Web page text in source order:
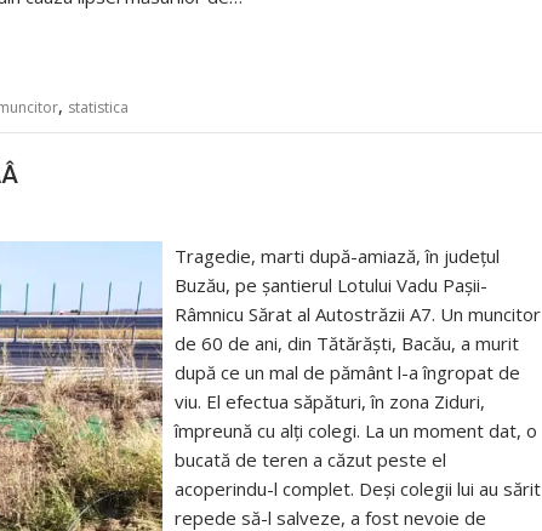
, statistica
Tragedie, marti după-amiază, în județul
Buzău, pe șantierul Lotului Vadu Pașii-
Râmnicu Sărat al Autostrăzii A7. Un muncitor
de 60 de ani, din Tătărăști, Bacău, a murit
după ce un mal de pământ l-a îngropat de
viu. El efectua săpături, în zona Ziduri,
împreună cu alți colegi. La un moment dat, o
bucată de teren a căzut peste el
acoperindu-l complet. Deși colegii lui au sărit
repede să-l salveze, a fost nevoie de